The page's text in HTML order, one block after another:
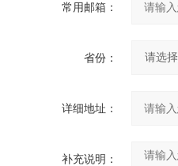
常用邮箱：
省份：
详细地址：
补充说明：